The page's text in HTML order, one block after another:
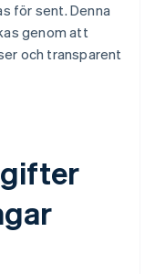
för sent. Denna
genom att
och transparent